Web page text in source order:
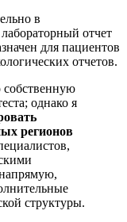
в
лабораторный отчет
для пациентов
отчетов.
собственную
; однако я
регионов
,
,
структуры.